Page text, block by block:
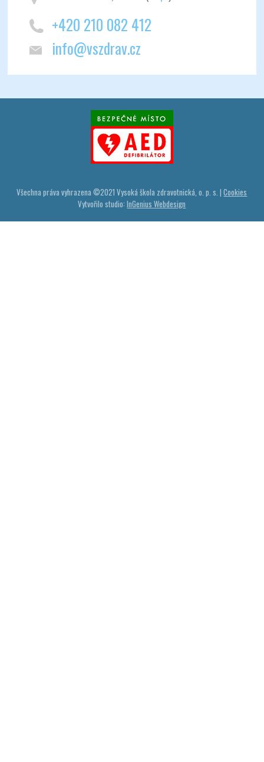
+420 210 082 412
info@vszdrav.cz
Všechna práva vyhrazena ©2021 Vysoká škola zdravotnická, o. p. s. |Cookies
Vytvořilo studio:InGenius Webdesign